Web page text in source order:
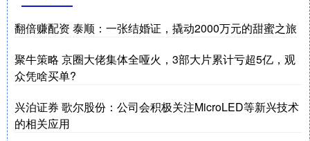
翻倍赚配资 泰顺：一张结婚证，撬动2000万元的甜蜜之旅
聚牛策略 京圈大佬集体全哑火，3部大片累计亏超5亿，观
众凭啥买单?
兴泊证券 歌尔股份：公司会积极关注MicroLED等新兴技术
的相关应用